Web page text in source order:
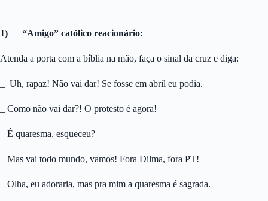
1) “Amigo” católico reacionário:
Atenda a porta com a bíblia na mão, faça o sinal da cruz e diga:
_ Uh, rapaz! Não vai dar! Se fosse em abril eu podia.
_ Como não vai dar?! O protesto é agora!
_ É quaresma, esqueceu?
_ Mas vai todo mundo, vamos! Fora Dilma, fora PT!
_ Olha, eu adoraria, mas pra mim a quaresma é sagrada.